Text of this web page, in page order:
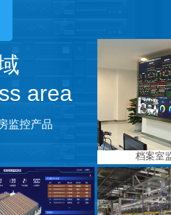
area
监控产品
档案室